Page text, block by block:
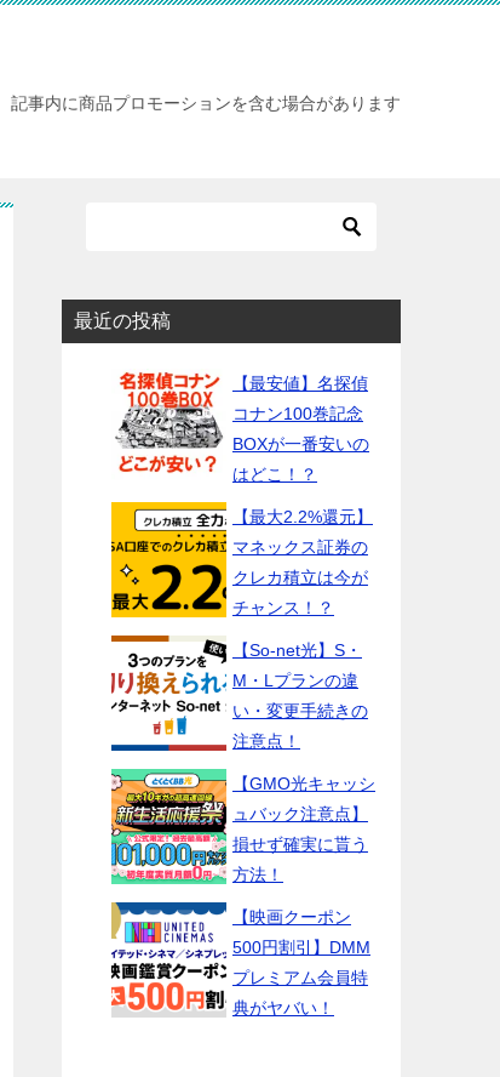
記事内に商品プロモーションを含む場合があります
最近の投稿
【最安値】名探偵
コナン100巻記念
BOXが一番安いの
はどこ！？
【最大2.2%還元】
マネックス証券の
クレカ積立は今が
チャンス！？
【So-net光】S・
M・Lプランの違
い・変更手続きの
注意点！
【GMO光キャッシ
ュバック注意点】
損せず確実に貰う
方法！
【映画クーポン
500円割引】DMM
プレミアム会員特
典がヤバい！